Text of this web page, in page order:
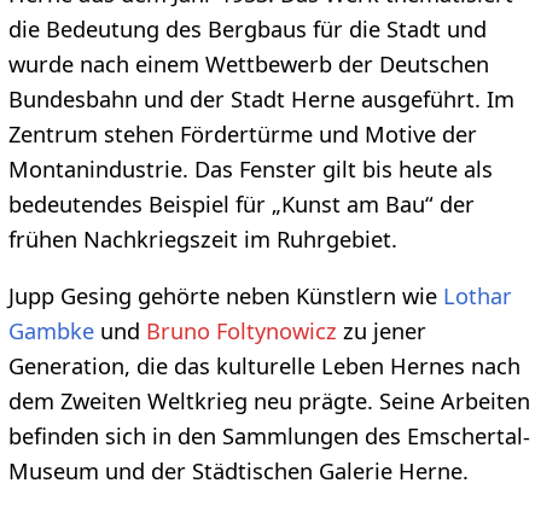
die Bedeutung des Bergbaus für die Stadt und
wurde nach einem Wettbewerb der Deutschen
Bundesbahn und der Stadt Herne ausgeführt. Im
Zentrum stehen Fördertürme und Motive der
Montanindustrie. Das Fenster gilt bis heute als
bedeutendes Beispiel für „Kunst am Bau“ der
frühen Nachkriegszeit im Ruhrgebiet.
Jupp Gesing gehörte neben Künstlern wie Lothar
Gambkeund Bruno Foltynowicz zu jener
Generation, die das kulturelle Leben Hernes nach
dem Zweiten Weltkrieg neu prägte. Seine Arbeiten
befinden sich in den Sammlungen des Emschertal-
Museum und der Städtischen Galerie Herne.